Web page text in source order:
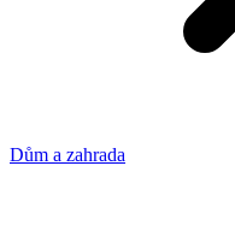
Dům a zahrada